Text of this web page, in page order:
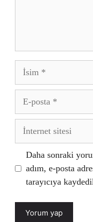
İsim
posta
İnternet
Daha sonraki
adım, e-posta
tarayıcıya